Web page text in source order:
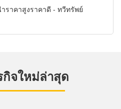
ราคาสูงราคาดี - ทวีทรัพย์
กิจใหม่ล่าสุด